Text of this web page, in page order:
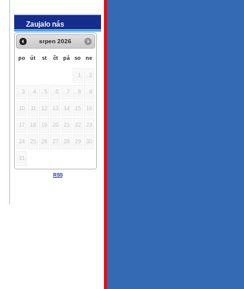
Zaujalo nás
srpen 2026
po út st čt pá so ne
1 2
3 4 5 6 7 8 9
10 11 12 13 14 15 16
17 18 19 20 21 22 23
24 25 26 27 28 29 30
31
RSS